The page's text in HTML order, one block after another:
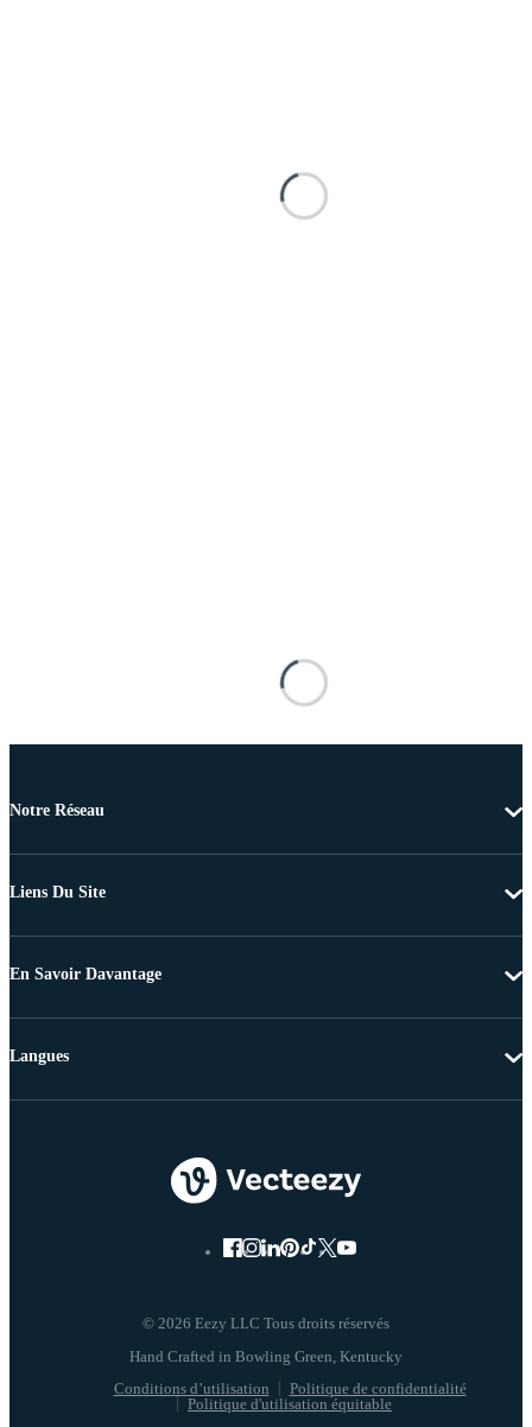
Notre Réseau
Liens Du Site
En Savoir Davantage
© 2026 Eezy LLC Tous droits réservés
Conditions d’utilisation
Politique de confidentialité
Politique d'utilisation équitable
Langues